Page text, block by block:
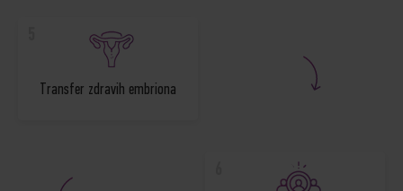
Transfer zdravih embriona